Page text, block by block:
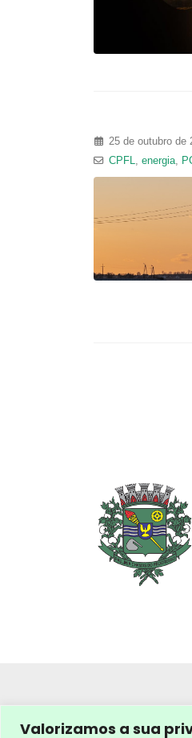
Valorizamos a sua
25 de outubro de
CPFL
energia,